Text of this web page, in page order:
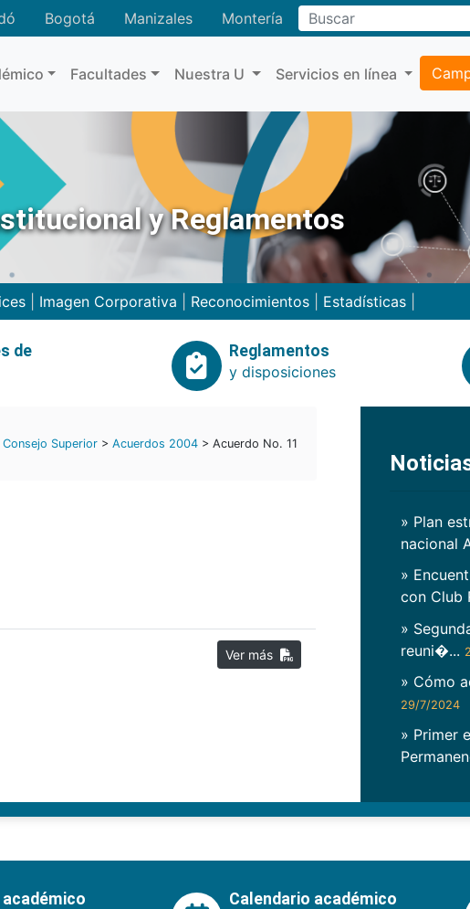
Bogotá Manizales MonteríaBuscar
Facultades Nuestra U Servicios en línea
y Reglamentos
Imagen Corporativa Reconocimientos Estadísticas
de
Reglamentos
y disposiciones
Superior > Acuerdos 2004 > Acuerdo No. 11
» Plan
nacional
»
con Club
»
reuni�...
» Cómo
29/7/2024
» Primer
Calendario académico